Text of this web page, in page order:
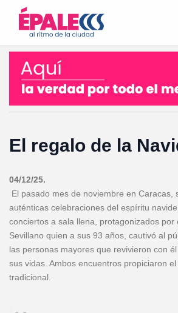
El regalo de la
04/12/25.
El pasado mes de noviembre en Caracas,
auténticas celebraciones del espíritu
conciertos a sala llena, protagonizados por
Sevillano quien a sus 93 años, cautivó al
las personas mayores que revivieron con
sus vidas. Ambos encuentros propiciaron
tradicional.